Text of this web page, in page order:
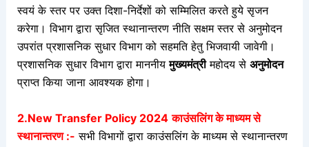
स्वयं के स्तर पर उक्त दिशा-निर्देशों को सम्मिलित करते हुये सृजन
करेगा। विभाग द्वारा सृजित स्थानान्तरण नीति सक्षम स्तर से अनुमोदन
उपरांत प्रशासनिक सुधार विभाग को सहमति हेतु भिजवायी जावेगी।
प्रशासनिक सुधार विभाग द्वारा माननीयमुख्यमंत्रीमहोदय से अनुमोदन
प्राप्त किया जाना आवश्यक होगा।
2.New Transfer Policy 2024 काउंसलिंग के माध्यम से
स्थानान्तरण :- सभी विभागों द्वारा काउंसलिंग के माध्यम से स्थानान्तरण